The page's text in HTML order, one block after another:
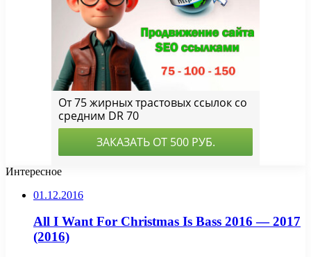
Интересное
01.12.2016
All I Want For Christmas Is Bass 2016 — 2017
(2016)